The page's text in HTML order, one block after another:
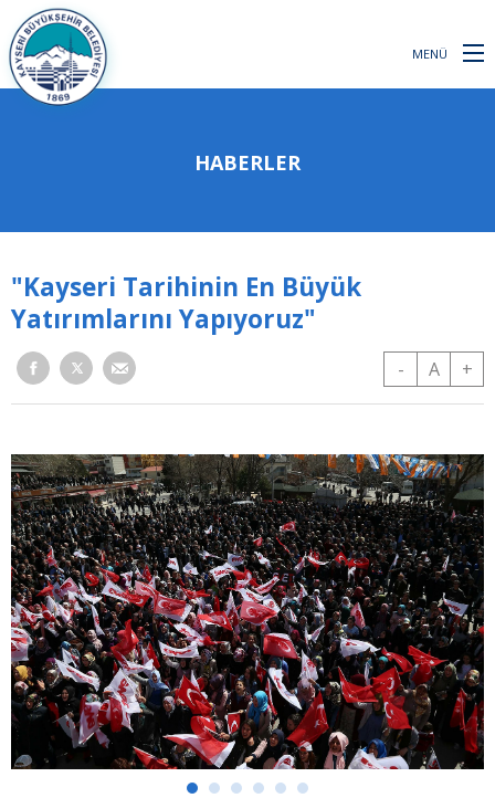
MENÜ
HABERLER
"Kayseri Tarihinin En Büyük
Yatırımlarını Yapıyoruz"
- A +